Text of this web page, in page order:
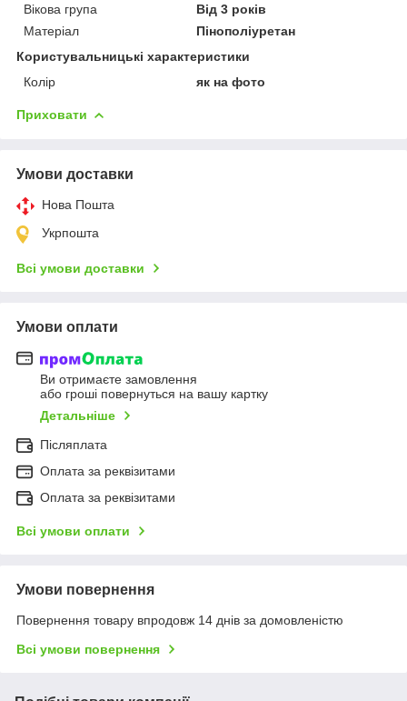
Вікова група
Від 3 років
Матеріал
Пінополіуретан
Користувальницькі характеристики
Колір
як на фото
Приховати
Умови доставки
Нова Пошта
Укрпошта
Всі умови доставки
Умови оплати
Ви отримаєте замовлення
або гроші повернуться на вашу картку
Детальніше
Післяплата
Оплата за реквізитами
Оплата за реквізитами
Всі умови оплати
Умови повернення
Повернення товару впродовж 14 днів за домовленістю
Всі умови повернення